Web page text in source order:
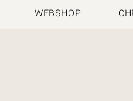
WEBSHOP